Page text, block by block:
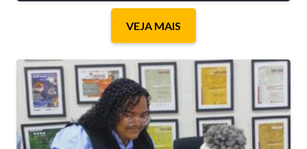
VEJA MAIS